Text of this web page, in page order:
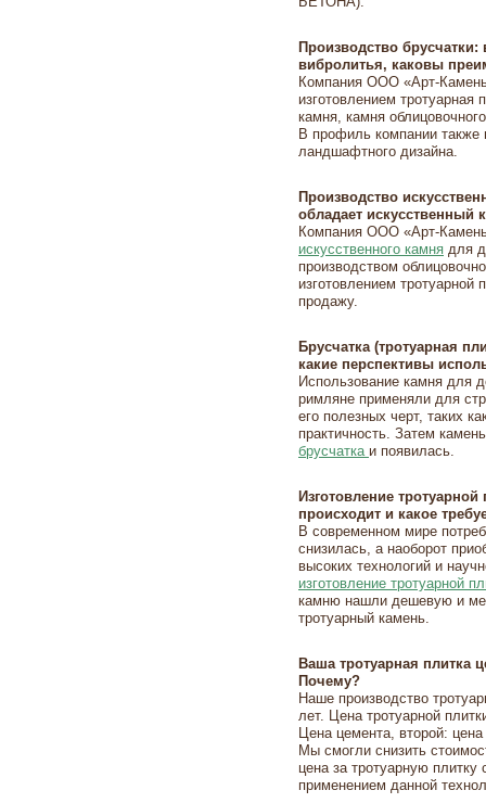
Производство брусчатки:
вибролитья, каковы
Компания ООО «Арт-
изготовлением тротуарная
камня, камня
В профиль компании также
ландшафтного дизайна.
Производство
обладает искусственный
Компания ООО «Арт-
искусственного камня для
производством
изготовлением тротуарной
продажу.
Брусчатка (тротуарная
какие перспективы
Использование камня для
римляне применяли для
его полезных черт, таких
практичность. Затем
брусчатка и появилась.
Изготовление
происходит и какое
В современном мире
снизилась, а наоборот
высоких технологий и
изготовление тротуарной
камню нашли дешевую и
тротуарный камень.
Ваша тротуарная плитка
Почему?
Наше производство
лет. Цена тротуарной
Цена цемента, второй:
Мы смогли снизить
цена за тротуарную
применением данной